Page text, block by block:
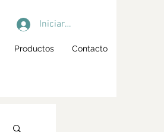
Productos Contacto
Iniciar sesión